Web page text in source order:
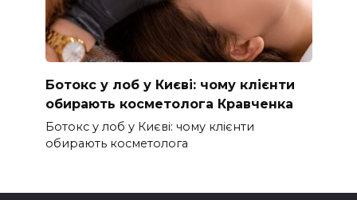
Ботокс у лоб у Києві: чому клієнти
обирають косметолога Кравченка
Ботокс у лоб у Києві: чому клієнти
обирають косметолога